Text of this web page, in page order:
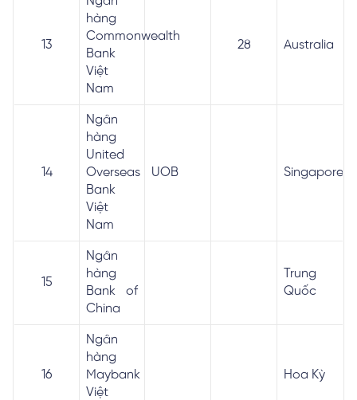
13
hàng
Commonwealth
Bank
Việt
Nam
28 Australia
14
Ngân
hàng
United
Overseas
Bank
Việt
Nam
UOB Singapore
15
Ngân
hàng
Bank of
China
Trung
Quốc
16
Ngân
hàng
Maybank
Việt
Hoa Kỳ